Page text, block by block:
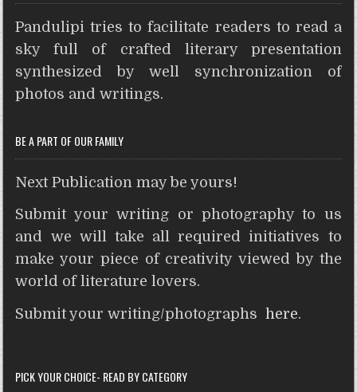
t
s
A
p
p
e
b
o
o
k
t
t
e
r
t
e
r
e
s
s
e
n
g
e
n
t
d
i
t
r
e
Pandulipi tries to facilitate readers to read a
sky full of crafted literary presentation
synthesized by well synchronization of
photos and writings.
BE A PART OF OUR FAMILY
Next Publication may be yours!
Submit your writing or photography to us
and we will take all required initiatives to
make your piece of creativity viewed by the
world of literature lovers.
Submit your writing/photographshere.
PICK YOUR CHOICE- READ BY CATEGORY